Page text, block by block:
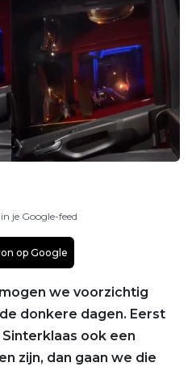
je Google-feed
op Google
we voorzichtig
donkere dagen. Eerst
ook een
zijn, dan gaan we die